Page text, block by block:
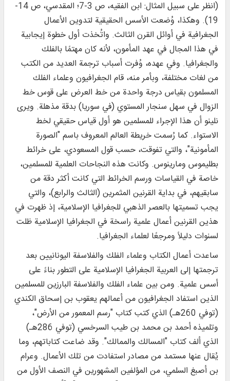
(انظر على سبيل المثال: ابن الفقيه، ص 3-7؛ المقدسي، ص 14-
19). وهكذا، وُضعت الأسس الحقيقية لتدوين الأعمال
الجغرافية في أوائل القرن الثالث. واتُخذت أول خطوة إيجابية
في هذا المجال في عهد المأمون، لأنه كان مهتمًا بالفلك
والجغرافيا. وفي عهده، وُفرت أسباب ترجمة العديد من الكتب
من لغات مختلفة، وبأمر منه، قام الجغرافيون وعلماء الفلك
المسلمون بقياس درجة واحدة من خط العرض على قوس خط
الزوال في سهل سنجار المستوي (في سوريا) بدقة مذهلة. ويرى
نلينو أن هذا الإجراء للمسلمين هو أول قياس حقيقي لخط
الاستواء. كما رُسمت خريطة العالم المعروف باسم "الصورة
المأمونية"، والتي تفوقت، حسب قول المسعودي، على خرائط
بطليموس ومارينوس. وكانت هذه النجاحات العلمية للمسلمين،
خاصة في القياسات ورسم الخرائط التي كانت أكثر دقة من
سابقيهم، في بداية القرنين المثمرين (الثالث والرابع)، والتي
يجب تسميتها بالعصر الذهبي للجغرافيا الإسلامية، إذ ظهرت في
هذين القرنين أعمال علمية راسخة في الجغرافيا الإسلامية ظلت
لسنوات دليلاً ومرجعًا لعلماء الجغرافيا.
ساعدت أعمال الكتاب وعلماء الفلك والفلاسفة اليونانيين بعد
ترجمتها إلى العربية الجغرافيا الإسلامية على التطور بناءً على
أسس علمية. ومن بين علماء الفلك والفلاسفة البارزين للمسلمين
الذين استفاد الجغرافيون من أعمالهم يعقوب بن إسحاق الكندي
(توفي 260هـ) الذي كتب كتاب "رسم المعمور من الأرض"،
وتلميذه أحمد بن محمد بن طيب السرخسي (توفي 286هـ)
الذي ألف كتاب "المسالك والممالك". وقد ضاعت كتاباتهم، وما
يُقال عنها مستمد من مصادر استفادت من تلك الأعمال. وعرام
بن أصبغ السلمي، من المؤلفين المشهورين في النصف الأول من